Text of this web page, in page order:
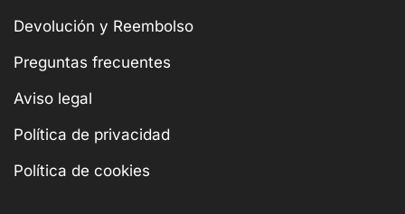
Devolución y Reembolso
Preguntas frecuentes
Aviso legal
Política de privacidad
Política de cookies